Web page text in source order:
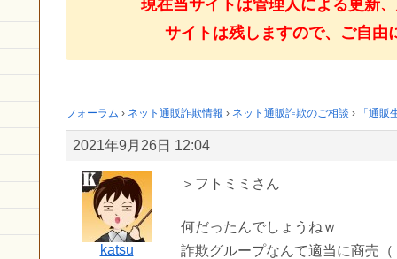
現在当サイトは管理人による更新
サイトは残しますので、ご自由
フォーラム › ネット通販詐欺情報 › ネット通販詐欺のご相談 › 「通
2021年9月26日 12:04
katsu
＞フトミミさん
何だったんでしょうねｗ
詐欺グループなんて適当に商売